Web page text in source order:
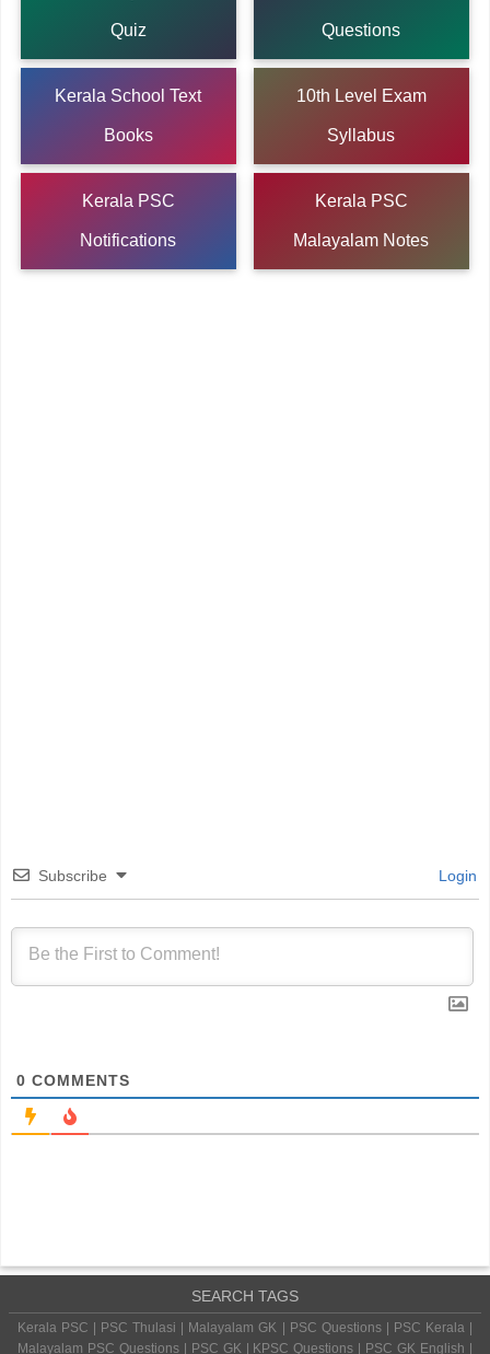
Quiz Questions
Kerala School Text
Books
10th Level Exam
Syllabus
Kerala PSC
Notifications
Kerala PSC
Malayalam Notes
Subscribe Login
0 COMMENTS
SEARCH TAGS
Kerala PSC | PSC Thulasi | Malayalam GK | PSC Questions | PSC Kerala |
Malayalam PSC Questions | PSC GK | KPSC Questions | PSC GK English |